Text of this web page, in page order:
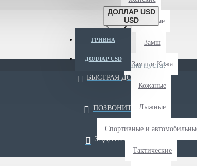
ДОЛЛАР USD
USD
ГРИВНА
ДОЛЛАР USD
Длиные
Замш
Замш и Кожа
Кожаные
Лыжные
Спортивные и
Тактические
Ваша корзина пуста!
БЫСТРАЯ ДОСТАВКА
ПОЗВОНИТЬ НАМ
ЗАДАТЬ ВОПРОС